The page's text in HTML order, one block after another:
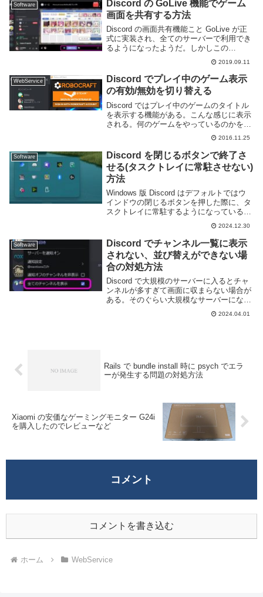
Software
Discord の GoLive 機能でゲーム
画面を共有する方法
Discord の画面共有機能こと GoLive が正
式に実装され、全てのサーバーで利用でき
るようになったようだ。しかしこの
GoLive 機能、それまでの画面共有とはや
や使い勝手が異なる。簡単にではあるが機
能の紹介と使い方の解説をしよう。...
2019.09.11
WebService
Discord でプレイ中のゲーム表示
の有効/無効を切り替える
Discord ではプレイ中のゲームのタイトル
を表示する機能がある。こんな感じに表示
される。何のゲームをやっているのかを
一々発言せずに知らせる事ができる為、複
数のゲームを並行してやるようなグループ
に向いた機能だ。この機能、デフォルトで
有効に...
2016.11.25
Software
Discord を閉じるボタンで終了さ
せる(タスクトレイに常駐させない)
方法
Windows 版 Discord はデフォルトではウ
インドウの閉じるボタンを押した際に、タ
スクトレイに常駐するようになっている。
バックグラウンドで起動し続けるので通知
が来た際などにすぐ気づくことができて便
利なのだが、閉じるボタンを押したら...
2024.12.30
Software
Discord でチャンネル一覧に表示
されない、並び替えができない場
合の対処方法
Discord で大規模のサーバーに入るとチャ
ンネルが多すぎて画面に収まらない場合が
ある。そのぐらい大規模なサーバーになる
と、目的のチャンネルが見つからなかった
り、サーバー管理者であればチャンネルが
2024.04.01
Rails で bundle install 時に psych でエラ
ーが発生する問題の対処方法
Xiaomi の安価なゲーミングモニター G24i
を購入したのでレビューなど
コメント
コメントを書き込む
ホーム WebService